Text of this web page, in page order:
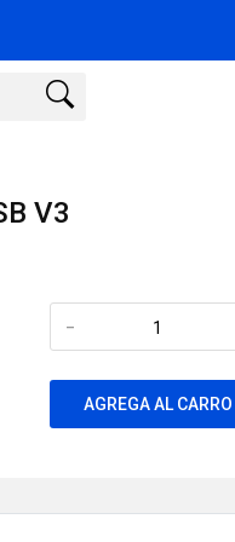
V3
-
AGREGA AL CARRO